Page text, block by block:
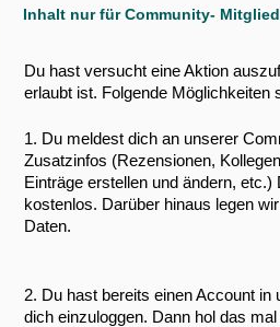
Inhalt nur für Community-
Du hast versucht eine Aktion
erlaubt ist. Folgende Möglichkeiten
1. Du meldest dich an unserer
Zusatzinfos (Rezensionen,
Einträge erstellen und ändern,
kostenlos. Darüber hinaus legen
Daten.
2. Du hast bereits einen Account
dich einzuloggen. Dann hol das